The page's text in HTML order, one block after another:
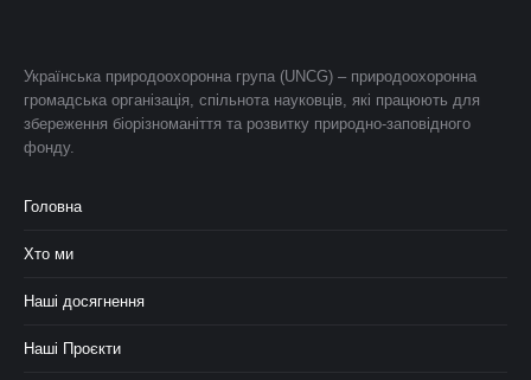
Українська природоохоронна група (UNCG) – природоохоронна
громадська організація, спільнота науковців, які працюють для
збереження біорізноманіття та розвитку природно-заповідного
фонду.
Головна
Хто ми
Наші досягнення
Наші Проєкти